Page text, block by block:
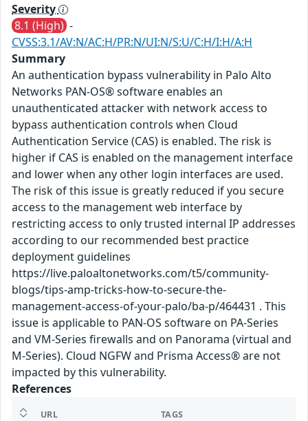
Severity
8.1 (High) -
CVSS:3.1/AV:N/AC:H/PR:N/UI:N/S:U/C:H/I:H/A:H
Summary
An authentication bypass vulnerability in Palo Alto
Networks PAN-OS® software enables an
unauthenticated attacker with network access to
bypass authentication controls when Cloud
Authentication Service (CAS) is enabled. The risk is
higher if CAS is enabled on the management interface
and lower when any other login interfaces are used.
The risk of this issue is greatly reduced if you secure
access to the management web interface by
restricting access to only trusted internal IP addresses
according to our recommended best practice
deployment guidelines
https://live.paloaltonetworks.com/t5/community-
blogs/tips-amp-tricks-how-to-secure-the-
management-access-of-your-palo/ba-p/464431 . This
issue is applicable to PAN-OS software on PA-Series
and VM-Series firewalls and on Panorama (virtual and
M-Series). Cloud NGFW and Prisma Access® are not
impacted by this vulnerability.
References
URL TAGS